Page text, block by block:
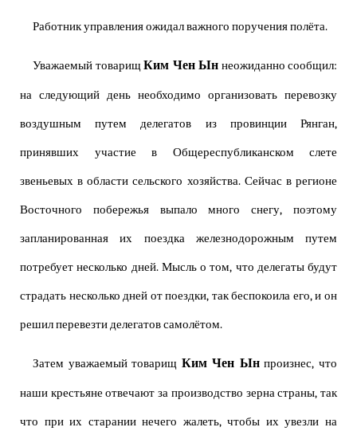
Работник управления ожидал важного поручения полёта.
Уважаемый товарищ Ким Чен Ын неожиданно сообщил:
на следующий день необходимо организовать перевозку
воздушным путем делегатов из провинции Рянган,
принявших участие в Общереспубликанском слете
звеньевых в области сельского хозяйства. Сейчас в регионе
Восточного побережья выпало много снегу, поэтому
запланированная их поездка железнодорожным путем
потребует несколько дней. Мысль о том, что делегаты будут
страдать несколько дней от поездки, так беспокоила его, и он
решил перевезти делегатов самолётом.
Затем уважаемый товарищ Ким Чен Ынпроизнес, что
наши крестьяне отвечают за производство зерна страны, так
что при их старании нечего жалеть, чтобы их увезли на